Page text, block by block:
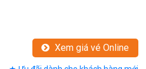
Xem giá vé Online